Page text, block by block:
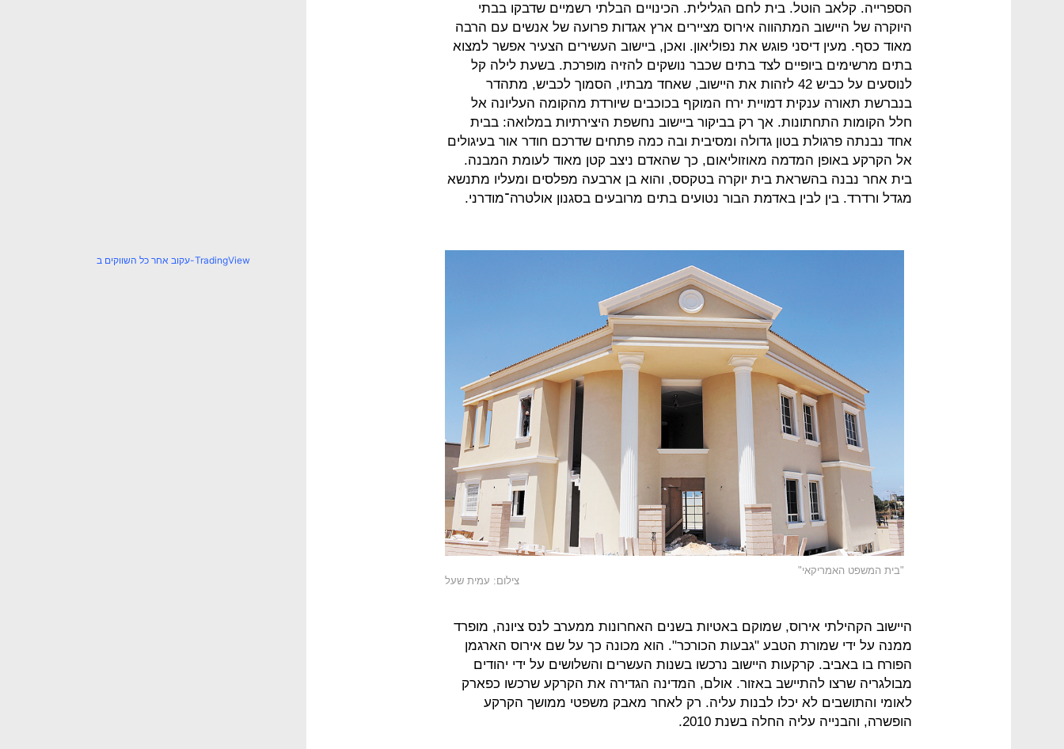
הספרייה. קלאב הוטל. בית לחם הגלילית. הכינויים הבלתי רשמיים שדבקו בבתי
היוקרה של היישוב המתהווה אירוס מציירים ארץ אגדות פרועה של אנשים עם הרבה
מאוד כסף. מעין דיסני פוגש את נפוליאון. ואכן, ביישוב העשירים הצעיר אפשר למצוא
בתים מרשימים ביופיים לצד בתים שכבר נושקים להזיה מופרכת. בשעת לילה קל
לנוסעים על כביש 42 לזהות את היישוב, שאחד מבתיו, הסמוך לכביש, מתהדר
בנברשת תאורה ענקית דמויית ירח המוקף בכוכבים שיורדת מהקומה העליונה אל
חלל הקומות התחתונות. אך רק בביקור ביישוב נחשפת היצירתיות במלואה: בבית
אחד נבנתה פרגולת בטון גדולה ומסיבית ובה כמה פתחים שדרכם חודר אור בעיגולים
אל הקרקע באופן המדמה מאוזוליאום, כך שהאדם ניצב קטן מאוד לעומת המבנה.
בית אחר נבנה בהשראת בית יוקרה בטקסס, והוא בן ארבעה מפלסים ומעליו מתנשא
מגדל ורדרד. בין לבין באדמת הבור נטועים בתים מרובעים בסגנון אולטרה־מודרני.
"בית המשפט האמריקאי"
צילום: עמית שעל
היישוב הקהילתי אירוס, שמוקם באטיות בשנים האחרונות ממערב לנס ציונה, מופרד
ממנה על ידי שמורת הטבע "גבעות הכורכר". הוא מכונה כך על שם אירוס הארגמן
הפורח בו באביב. קרקעות היישוב נרכשו בשנות העשרים והשלושים על ידי יהודים
מבולגריה שרצו להתיישב באזור. אולם, המדינה הגדירה את הקרקע שרכשו כפארק
לאומי והתושבים לא יכלו לבנות עליה. רק לאחר מאבק משפטי ממושך הקרקע
הופשרה, והבנייה עליה החלה בשנת 2010.
עקוב אחר כל השווקים ב-TradingView